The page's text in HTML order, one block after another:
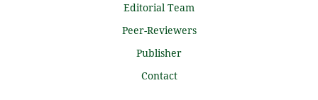
Editorial Team
Peer-Reviewers
Publisher
Contact